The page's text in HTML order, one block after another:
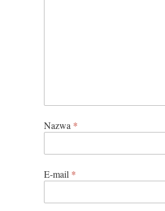
Nazwa *
E-mail *